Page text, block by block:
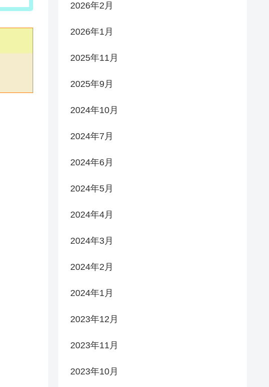
2026年2月
2026年1月
2025年11月
2025年9月
2024年10月
2024年7月
2024年6月
2024年5月
2024年4月
2024年3月
2024年2月
2024年1月
2023年12月
2023年11月
2023年10月